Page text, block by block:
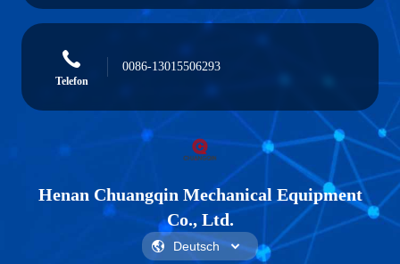
Telefon
0086-13015506293
Henan Chuangqin Mechanical Equipment
Co., Ltd.